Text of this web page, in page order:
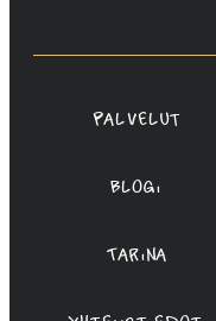
Oy
Palvelut
Blogi
Tarina